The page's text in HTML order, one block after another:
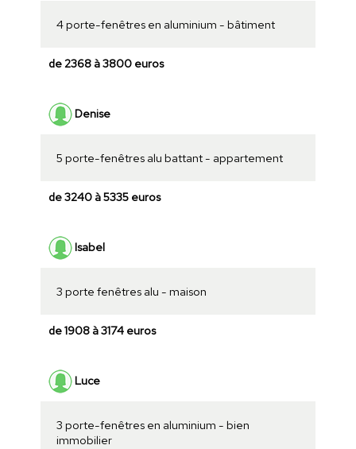
4 porte-fenêtres en aluminium - bâtiment
de 2368 à 3800 euros
Denise
5 porte-fenêtres alu battant - appartement
de 3240 à 5335 euros
Isabel
3 porte fenêtres alu - maison
de 1908 à 3174 euros
Luce
3 porte-fenêtres en aluminium - bien
immobilier